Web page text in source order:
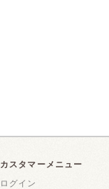
カスタマーメニュー
ログイン